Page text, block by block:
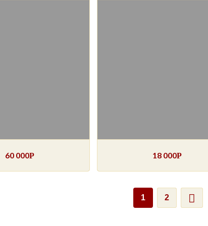
60 000Р 18 000Р
1 2